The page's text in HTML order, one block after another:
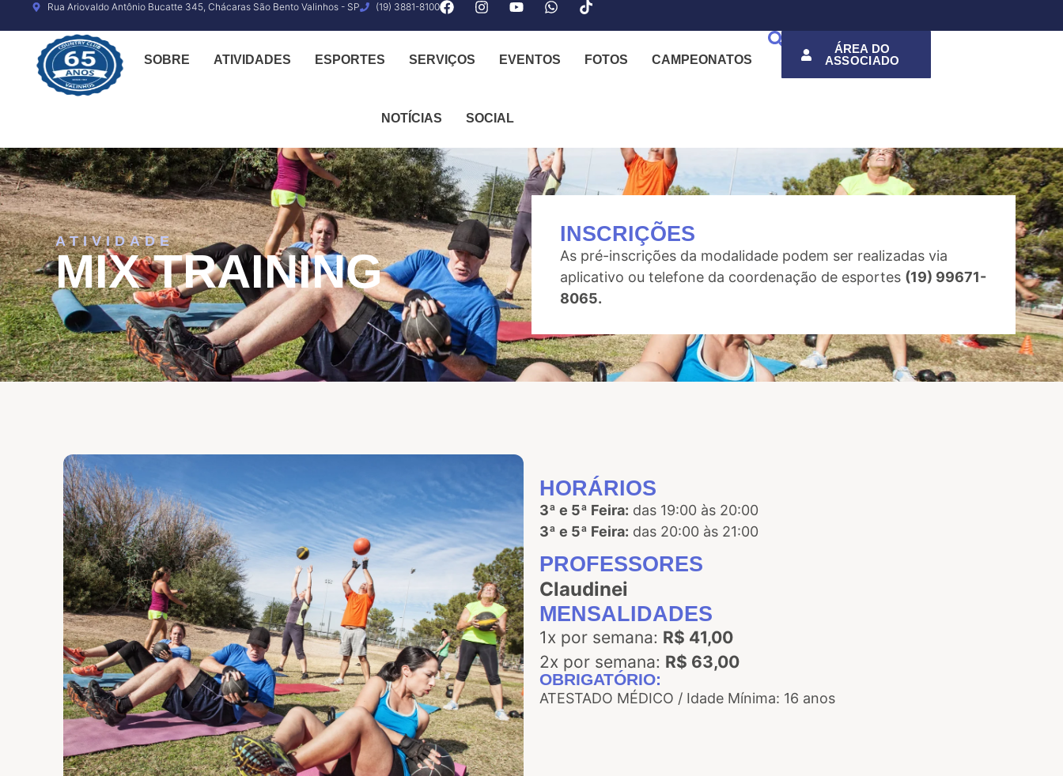
Rua Ariovaldo Antônio Bucatte 345, Chácaras São Bento Valinhos - SP (19) 3881-8100
SOBRE ATIVIDADES ESPORTES SERVIÇOS EVENTOS FOTOS CAMPEONATOS
NOTÍCIAS SOCIAL
ÁREA DO
ASSOCIADO
ATIVIDADE
MIX TRAINING
INSCRIÇÕES
As pré-inscrições da modalidade podem ser realizadas via
aplicativo ou telefone da coordenação de esportes (19) 99671-
8065.
HORÁRIOS
3ª e 5ª Feira: das 19:00 às 20:00
3ª e 5ª Feira: das 20:00 às 21:00
PROFESSORES
Claudinei
MENSALIDADES
1x por semana: R$ 41,00
2x por semana: R$ 63,00
OBRIGATÓRIO:
ATESTADO MÉDICO / Idade Mínima: 16 anos